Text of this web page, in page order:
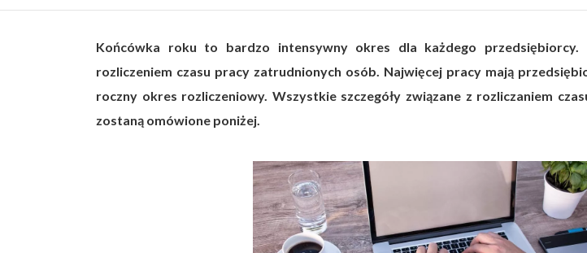
Końcówka roku to bardzo intensywny okres dla każdego przedsiębiorcy.
rozliczeniem czasu pracy zatrudnionych osób. Najwięcej pracy mają
roczny okres rozliczeniowy. Wszystkie szczegóły związane z rozliczaniem
zostaną omówione poniżej.